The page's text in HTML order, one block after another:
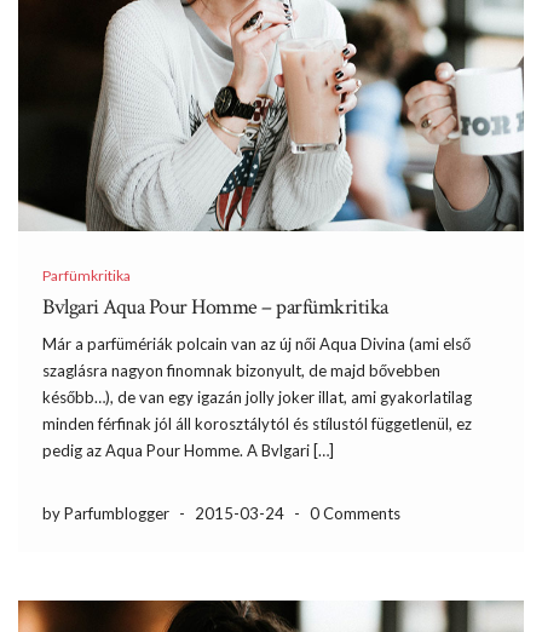
Parfümkritika
Bvlgari Aqua Pour Homme – parfümkritika
Már a parfümériák polcain van az új női Aqua Divina (ami első
szaglásra nagyon finomnak bizonyult, de majd bővebben
később…), de van egy igazán jolly joker illat, ami gyakorlatilag
minden férfinak jól áll korosztálytól és stílustól függetlenül, ez
pedig az Aqua Pour Homme. A Bvlgari […]
by Parfumblogger - 2015-03-24 - 0 Comments